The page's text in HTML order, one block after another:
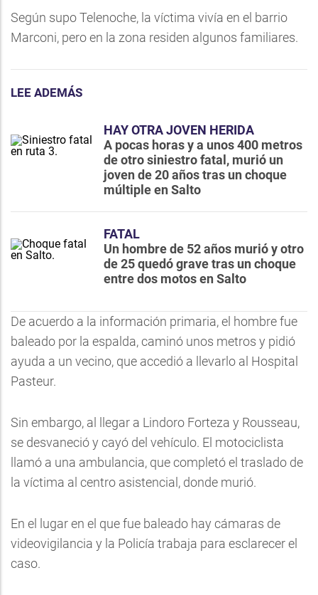
Según supo Telenoche, la víctima vivía en el barrio
Marconi, pero en la zona residen algunos familiares.
LEE ADEMÁS
HAY OTRA JOVEN HERIDA
A pocas horas y a unos 400 metros
de otro siniestro fatal, murió un
joven de 20 años tras un choque
múltiple en Salto
FATAL
Un hombre de 52 años murió y otro
de 25 quedó grave tras un choque
entre dos motos en Salto
De acuerdo a la información primaria, el hombre fue
baleado por la espalda, caminó unos metros y pidió
ayuda a un vecino, que accedió a llevarlo al Hospital
Pasteur.
Sin embargo, al llegar a Lindoro Forteza y Rousseau,
se desvaneció y cayó del vehículo. El motociclista
llamó a una ambulancia, que completó el traslado de
la víctima al centro asistencial, donde murió.
En el lugar en el que fue baleado hay cámaras de
videovigilancia y la Policía trabaja para esclarecer el
caso.